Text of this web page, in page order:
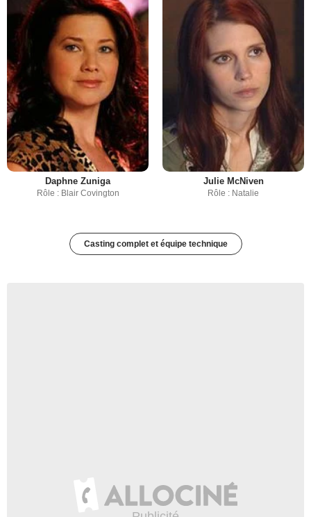
Daphne Zuniga
Rôle : Blair Covington
Julie McNiven
Rôle : Natalie
Casting complet et équipe technique